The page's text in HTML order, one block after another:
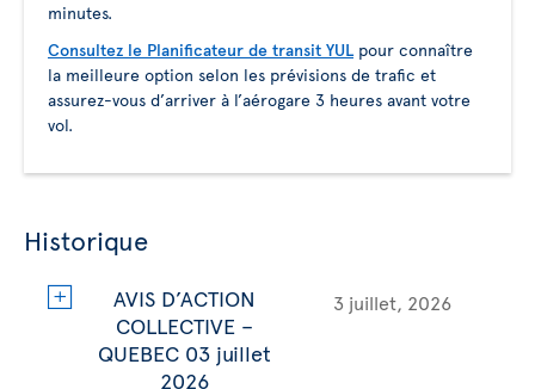
minutes.
Consultez le Planificateur de transit YUL pour connaître
la meilleure option selon les prévisions de trafic et
assurez-vous d’arriver à l’aérogare 3 heures avant votre
vol.
Historique
AVIS D’ACTION
COLLECTIVE –
QUEBEC 03 juillet
2026
3 juillet, 2026